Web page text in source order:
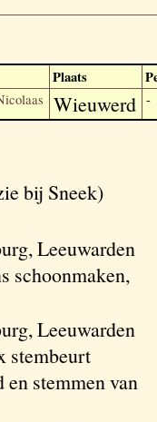
Plaats
Wieuwerd -
bij Sneek)
Leeuwarden
schoonmaken,
Leeuwarden
stembeurt
stemmen van